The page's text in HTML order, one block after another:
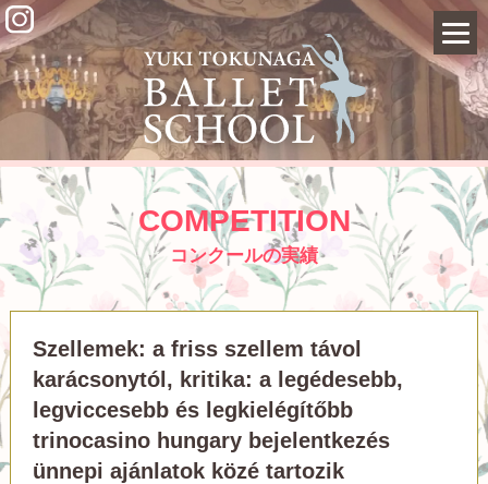
COMPETITION
コンクールの実績
Szellemek: a friss szellem távol
karácsonytól, kritika: a legédesebb,
legviccesebb és legkielégítőbb
trinocasino hungary bejelentkezés
ünnepi ajánlatok közé tartozik